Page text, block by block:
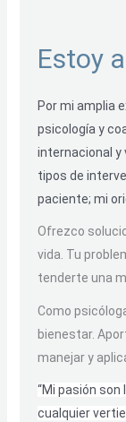
Estoy
Por mi amplia
psicología y
internacional y
tipos de
paciente; mi
Ofrezco
vida. Tu
tenderte una
Como
bienestar.
manejar y
“Mi pasión son
cualquier